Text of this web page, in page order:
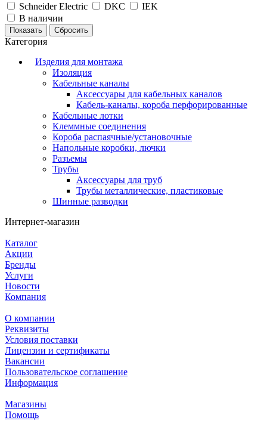
Категория
Изделия для монтажа
Изоляция
Кабельные каналы
Аксессуары для кабельных каналов
Кабель-каналы, короба перфорированные
Кабельные лотки
Клеммные соединения
Короба распаячные/установочные
Напольные коробки, лючки
Разъемы
Трубы
Аксессуары для труб
Трубы металлические, пластиковые
Шинные разводки
Schneider Electric DKC
IEK
В наличии
Сбросить
Интернет-магазин
Каталог
Акции
Бренды
Услуги
Новости
Компания
О компании
Реквизиты
Условия поставки
Лицензии и сертификаты
Вакансии
Пользовательское соглашение
Информация
Магазины
Помощь